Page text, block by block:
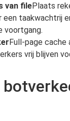
van filePlaats
een taakwachtrij
voortgang.
Full-page cache
vrij blijven